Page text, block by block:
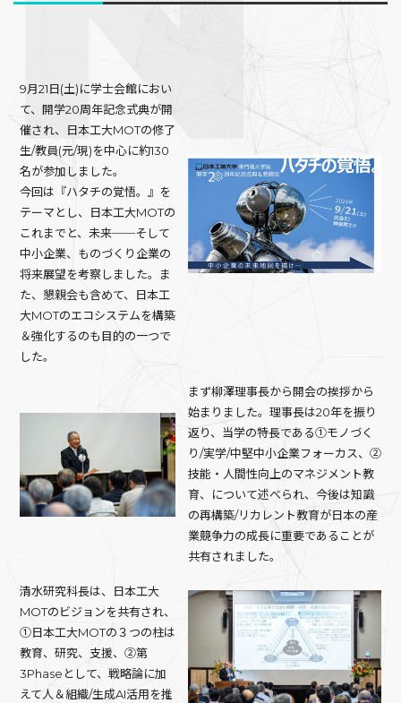
9月21日(土)に学士会館におい
て、開学20周年記念式典が開
催され、日本工大MOTの修了
生/教員(元/現)を中心に約130
名が参加しました。
今回は『ハタチの覚悟。』を
テーマとし、日本工大MOTの
これまでと、未来──そして
中小企業、ものづくり企業の
将来展望を考察しました。ま
た、懇親会も含めて、日本工
大MOTのエコシステムを構築
＆強化するのも目的の一つで
した。
まず柳澤理事長から開会の挨拶から
始まりました。理事長は20年を振り
返り、当学の特長である①モノづく
り/実学/中堅中小企業フォーカス、②
技能・人間性向上のマネジメント教
育、について述べられ、今後は知識
の再構築/リカレント教育が日本の産
業競争力の成長に重要であることが
共有されました。
清水研究科長は、日本工大
MOTのビジョンを共有され、
①日本工大MOTの３つの柱は
教育、研究、支援、②第
3Phaseとして、戦略論に加
えて人＆組織/生成AI活用を推